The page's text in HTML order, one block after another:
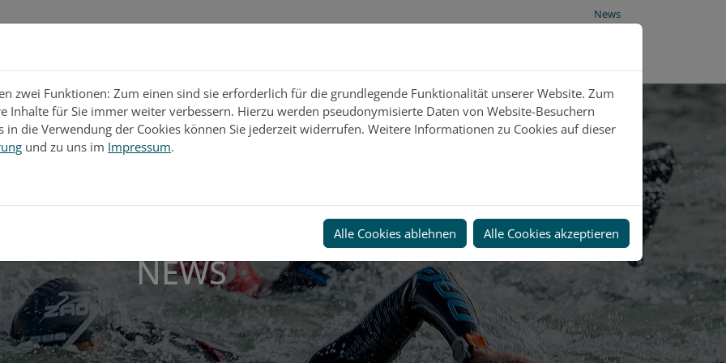
News
NEWS
zwei Funktionen: Zum einen sind sie erforderlich für die grundlegende Funktionalität unserer Website. Zum
Inhalte für Sie immer weiter verbessern. Hierzu werden pseudonymisierte Daten von Website-Besuchern
in die Verwendung der Cookies können Sie jederzeit widerrufen. Weitere Informationen zu Cookies auf dieser
und zu uns im Impressum.
Alle Cookies ablehnen Alle Cookies akzeptieren